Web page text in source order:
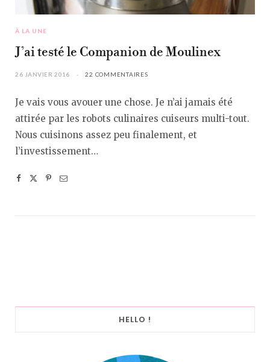
À LA UNE
J’ai testé le Companion de Moulinex
26 JANVIER 2016 22 COMMENTAIRES
Je vais vous avouer une chose. Je n’ai jamais été
attirée par les robots culinaires cuiseurs multi-tout.
Nous cuisinons assez peu finalement, et
l’investissement…
HELLO !